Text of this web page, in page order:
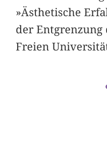
»Ästhetische
der Entgrenzung
Freien